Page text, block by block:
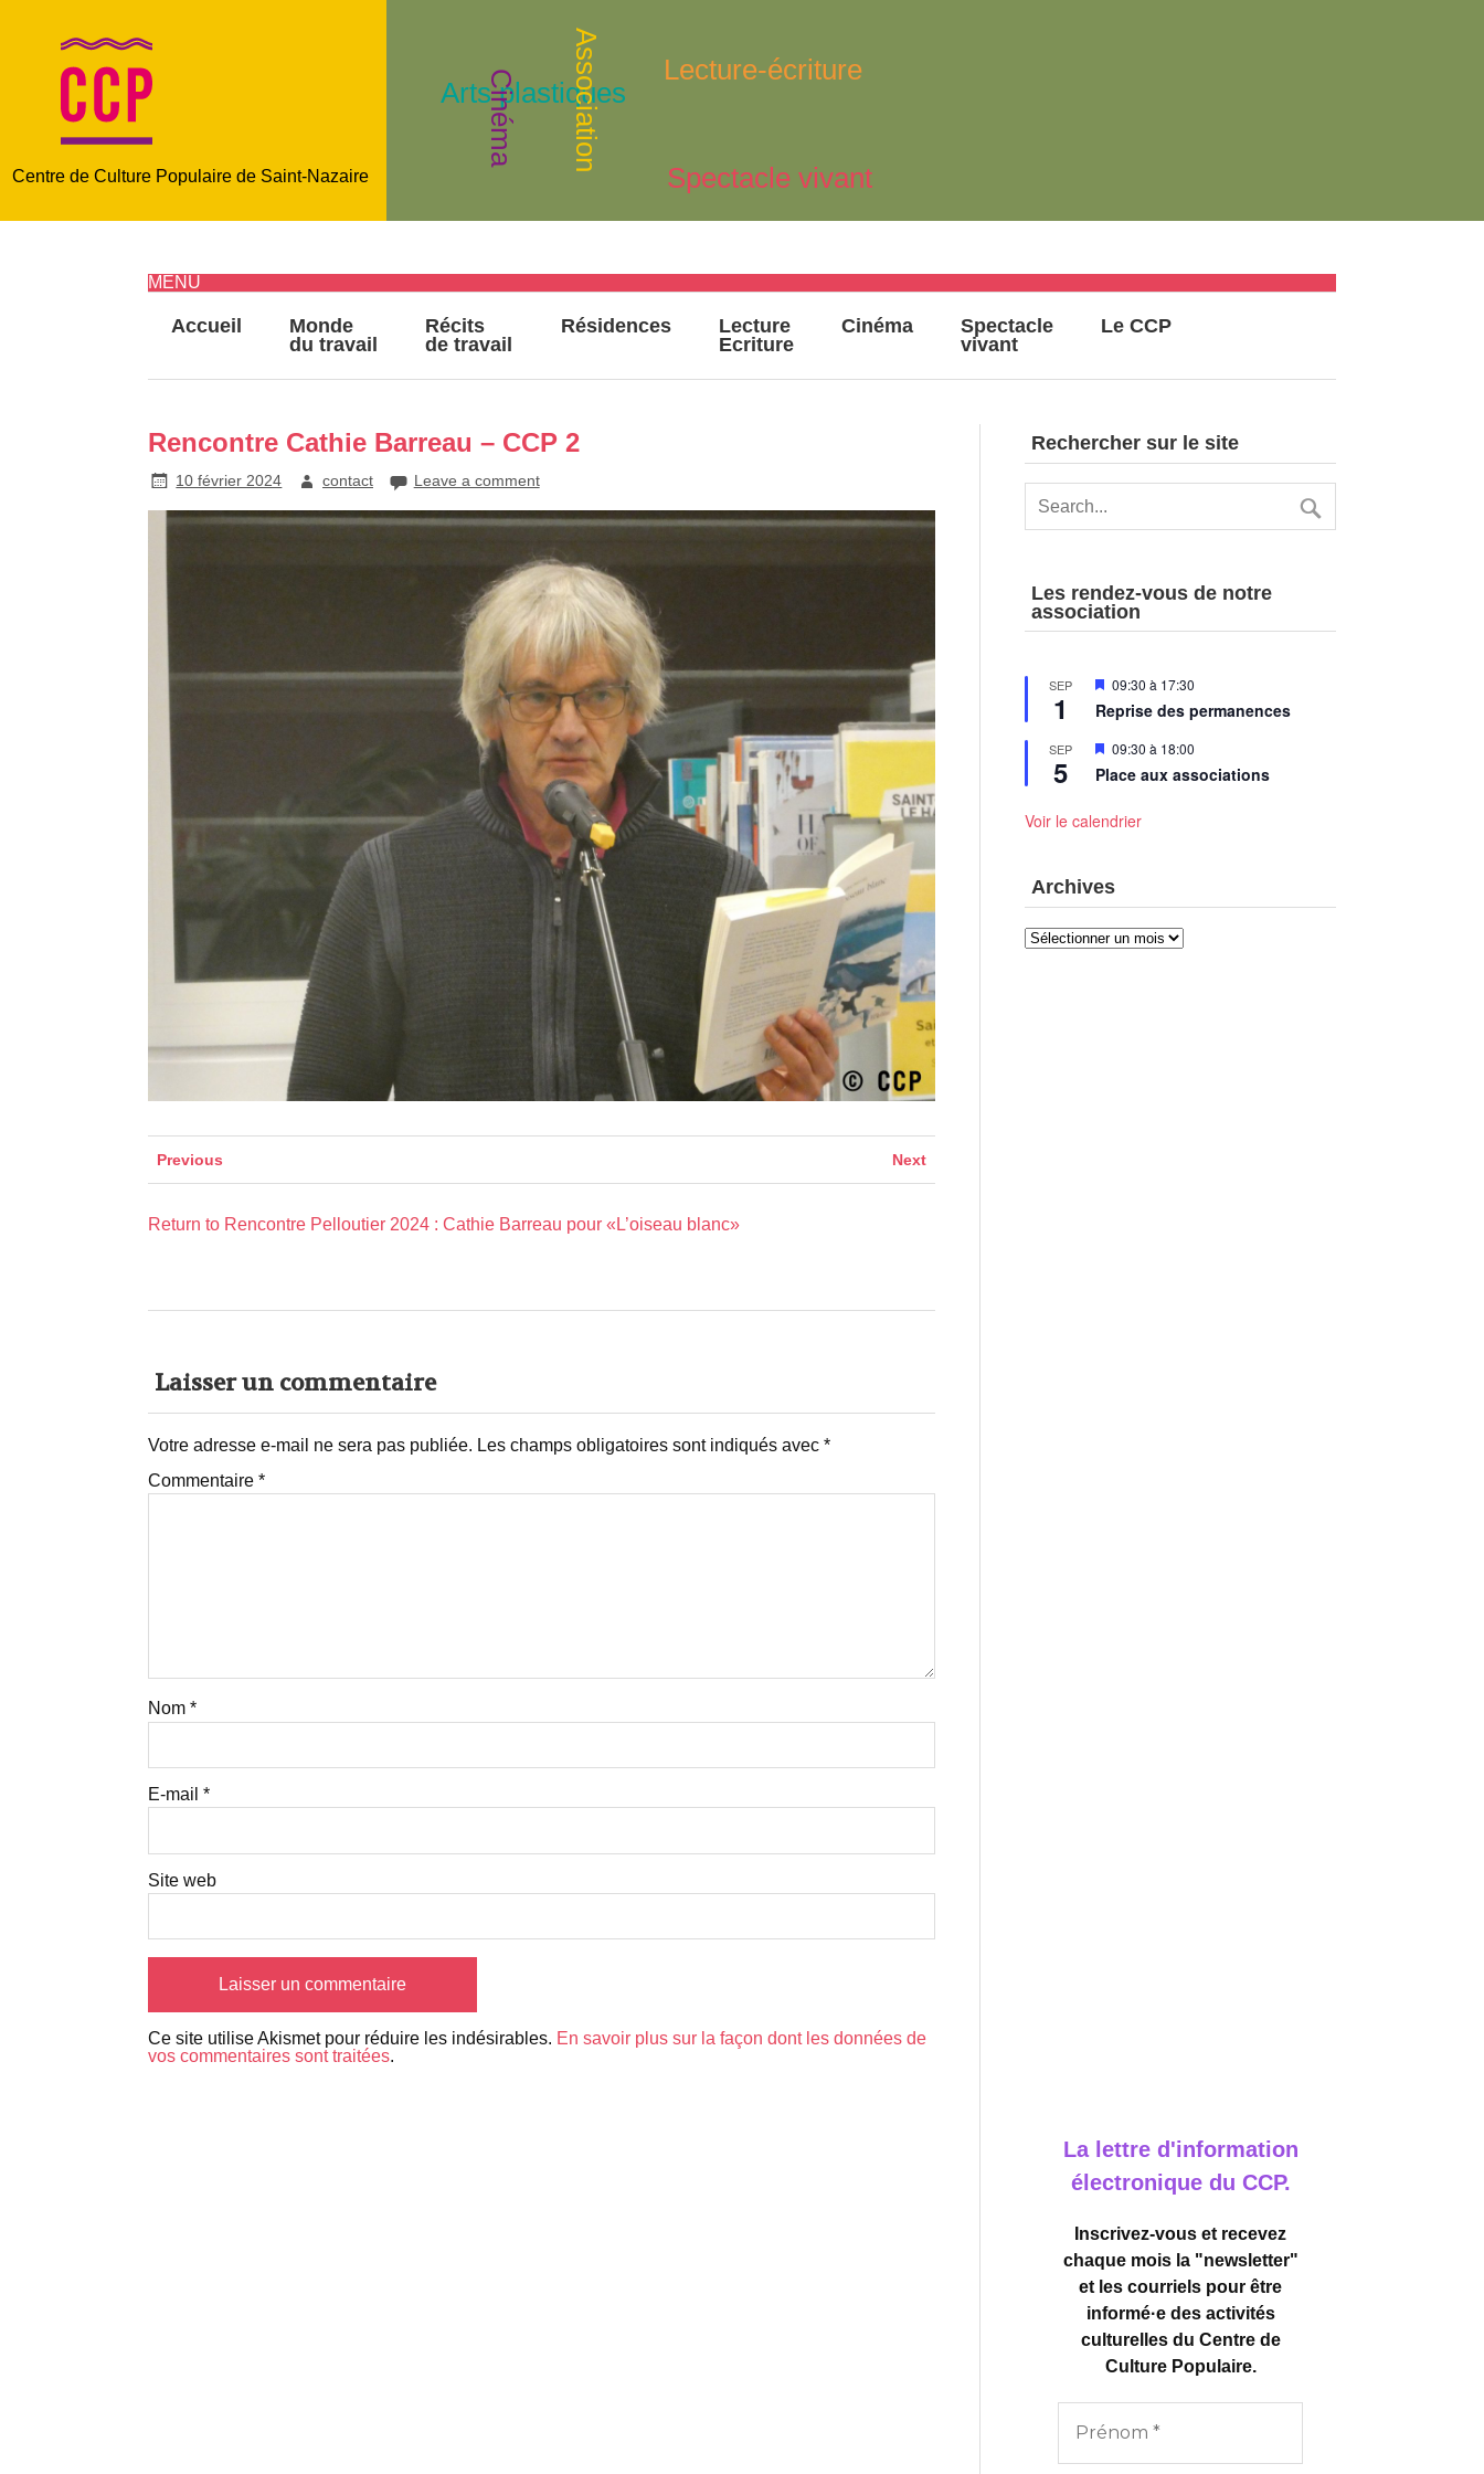
Centre de Culture Populaire de Saint-Nazaire Spectacle vivant
Lecture-écriture
Arts plastiques
Cinéma Association
MENU
Accueil
Monde
du travail
Récits
de travail
Résidences
Lecture
Ecriture
Cinéma
Spectacle
vivant
Le CCP
Rencontre Cathie Barreau – CCP 2
10 février 2024 contact Leave a comment
Previous Next
Return to Rencontre Pelloutier 2024 : Cathie Barreau pour «L’oiseau blanc»
Laisser un commentaire
Votre adresse e-mail ne sera pas publiée. Les champs obligatoires sont indiqués avec *
Commentaire *
Nom *
E-mail *
Site web
Ce site utilise Akismet pour réduire les indésirables. En savoir plus sur la façon dont les données de
vos commentaires sont traitées.
Rechercher sur le site
Les rendez-vous de notre
association
SEP
1
Mis
avant
09:30 à 17:30
Reprise des permanences
SEP
5
Mis
avant
09:30 à 18:00
Place aux associations
Voir le calendrier
Archives
Archives
La lettre d'information
électronique du CCP.
Inscrivez-vous et recevez
chaque mois la "newsletter"
et les courriels pour être
informé·e des activités
culturelles du Centre de
Culture Populaire.